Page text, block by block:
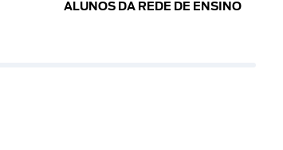
ALUNOS DA REDE DE ENSINO